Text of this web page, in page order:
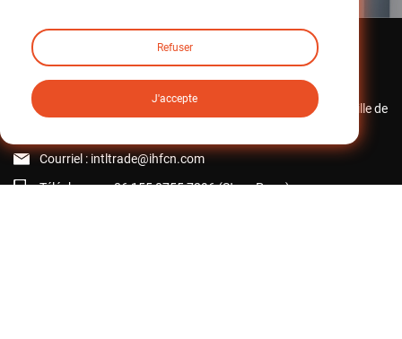
Contactez-nous
Parc industriel iHF, n° 1 Mintai Road, ville de Huangjiang, ville de
Courriel :intltrade@ihfcn.com
Téléphone :+ 86 155 0755 7296 (Steve Pang)
Refuser
J'accepte